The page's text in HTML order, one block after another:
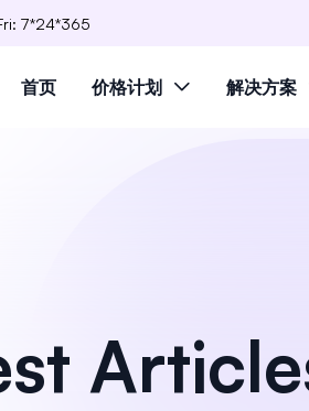
7*24*365
首页 价格计划 解决方案